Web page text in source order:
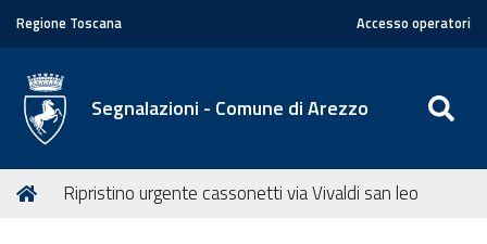
Regione Toscana Accesso operatori
Segnalazioni - Comune di Arezzo
T
Home
Ripristino urgente cassonetti via Vivaldi san leo